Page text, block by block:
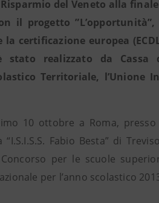
del Veneto alla
il progetto
certificazione europea
realizzato da Cassa
Territoriale,
10 ottobre a Roma, presso
Fabio Besta” di
per le scuole
per l’anno scolastico